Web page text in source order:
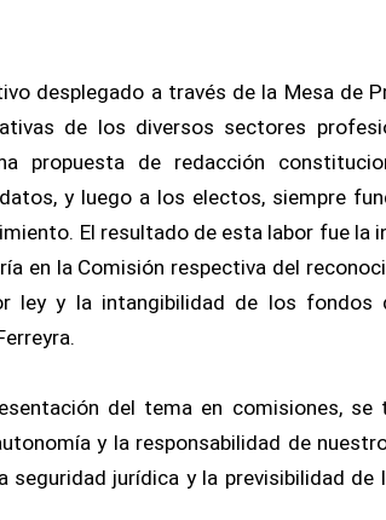
desplegado a través de la Mesa de
de los diversos sectores
propuesta de redacción
y luego a los electos, siempre
El resultado de esta labor fue la
en la Comisión respectiva del
ley y la intangibilidad de los fondos
del tema en comisiones, se
y la responsabilidad de
jurídica y la previsibilidad de